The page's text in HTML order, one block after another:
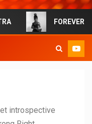
FOREVERMORE : la
introspective